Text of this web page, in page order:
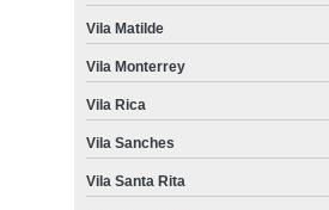
Vila Matilde
Vila Monterrey
Vila Rica
Vila Sanches
Vila Santa Rita